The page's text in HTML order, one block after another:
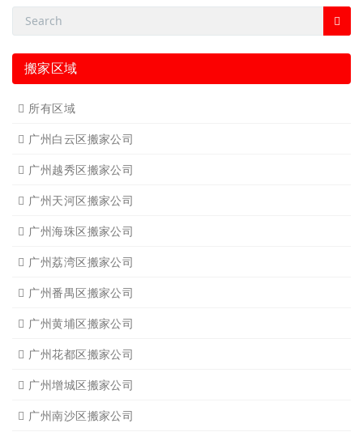
搬家区域
所有区域
广州白云区搬家公司
广州越秀区搬家公司
广州天河区搬家公司
广州海珠区搬家公司
广州荔湾区搬家公司
广州番禺区搬家公司
广州黄埔区搬家公司
广州花都区搬家公司
广州增城区搬家公司
广州南沙区搬家公司